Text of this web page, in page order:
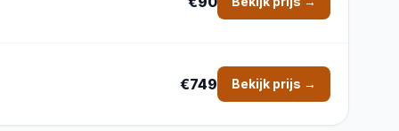
€749 Bekijk prijs →